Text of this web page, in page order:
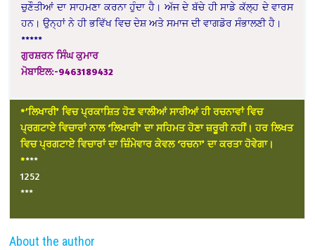
ਚੁਣੌਤੀਆਂ ਦਾ ਸਾਹਮਣਾ ਕਰਨਾ ਹੁੰਦਾ ਹੈ। ਅੱਜ ਦੇ ਬੱਚੇ ਹੀ ਸਾਡੇ ਕੱਲ੍ਹ ਦੇ ਵਾਰਸ
ਹਨ। ਉਨ੍ਹਾਂ ਨੇ ਹੀ ਭਵਿੱਖ ਵਿਚ ਦੇਸ਼ ਅਤੇ ਸਮਾਜ ਦੀ ਵਾਗਡੋਰ ਸੰਭਾਲਣੀ ਹੈ।
*****
ਗੁਰਸ਼ਰਨ ਸਿੰਘ ਕੁਮਾਰ
ਮੋਬਾਇਲ:-9463189432
*’ਲਿਖਾਰੀ’ ਵਿਚ ਪ੍ਰਕਾਸ਼ਿਤ ਹੋਣ ਵਾਲੀਆਂ ਸਾਰੀਆਂ ਹੀ ਰਚਨਾਵਾਂ ਵਿਚ
ਪ੍ਰਗਟਾਏ ਵਿਚਾਰਾਂ ਨਾਲ ‘ਲਿਖਾਰੀ’ ਦਾ ਸਹਿਮਤ ਹੋਣਾ ਜ਼ਰੂਰੀ ਨਹੀਂ। ਹਰ ਲਿਖਤ
ਵਿਚ ਪ੍ਰਗਟਾਏ ਵਿਚਾਰਾਂ ਦਾ ਜ਼ਿੰਮੇਵਾਰ ਕੇਵਲ ‘ਰਚਨਾ’ ਦਾ ਕਰਤਾ ਹੋਵੇਗਾ।
****
1252
***
About the author